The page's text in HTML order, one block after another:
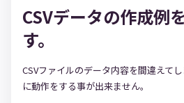
CSVデータの作成例
す。
CSVファイルのデータ内容を間違えて
に動作をする事が出来ません。